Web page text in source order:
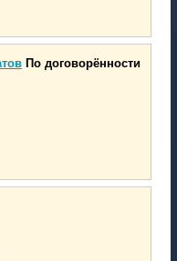
По договорённости